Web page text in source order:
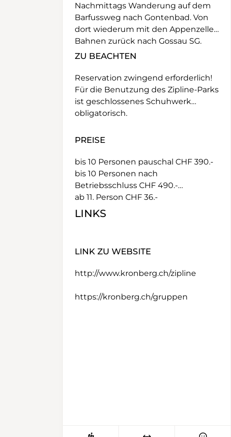
Nachmittags Wanderung auf dem
Barfussweg nach Gontenbad. Von
dort wiederum mit den Appenzeller
Bahnen zurück nach Gossau SG.
ZU BEACHTEN
Reservation zwingend erforderlich!
Für die Benutzung des Zipline-Parks
ist geschlossenes Schuhwerk
obligatorisch.
PREISE
bis 10 Personen pauschal CHF 390.-
bis 10 Personen nach
Betriebsschluss CHF 490.-
ab 11. Person CHF 36.-
LINKS
LINK ZU WEBSITE
http://www.kronberg.ch/zipline
https://kronberg.ch/gruppen